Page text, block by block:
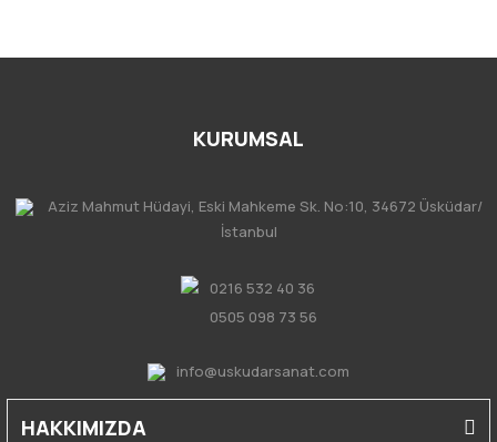
KURUMSAL
Aziz Mahmut Hüdayi, Eski Mahkeme Sk. No:10, 34672 Üsküdar/
İstanbul
0216 532 40 36
0505 098 73 56
info@uskudarsanat.com
HAKKIMIZDA